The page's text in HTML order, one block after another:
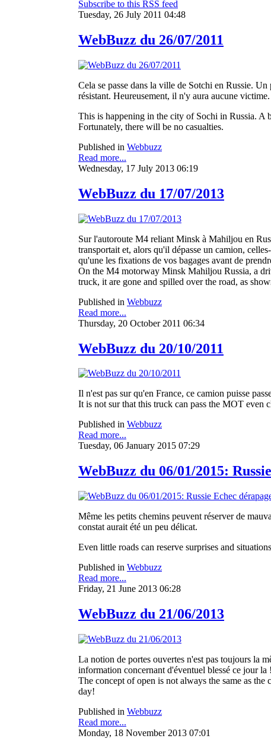
Subscribe to this RSS feed
Tuesday, 26 July 2011 04:48
WebBuzz du 26/07/2011
Cela se passe dans la ville de Sotchi en Russie.
résistant. Heureusement, il n'y aura aucune victime.
This is happening in the city of Sochi in Russia. A
Fortunately, there will be no casualties.
Published in Webbuzz
Read more...
Wednesday, 17 July 2013 06:19
WebBuzz du 17/07/2013
Sur l'autoroute M4 reliant Minsk à Mahiljou en
transportait et, alors qu'il dépasse un camion,
qu'une les fixations de vos bagages avant de
On the M4 motorway Minsk Mahiljou Russia, a
truck, it are gone and spilled over the road, as
Published in Webbuzz
Read more...
Thursday, 20 October 2011 06:34
WebBuzz du 20/10/2011
Il n'est pas sur qu'en France, ce camion puisse
It is not sur that this truck can pass the MOT even
Published in Webbuzz
Read more...
Tuesday, 06 January 2015 07:29
WebBuzz du 06/01/2015:
Même les petits chemins peuvent réserver de
constat aurait été un peu délicat.
Even little roads can reserve surprises and
Published in Webbuzz
Read more...
Friday, 21 June 2013 06:28
WebBuzz du 21/06/2013
La notion de portes ouvertes n'est pas toujours la
information concernant d'éventuel blessé ce jour la
The concept of open is not always the same as
day!
Published in Webbuzz
Read more...
Monday, 18 November 2013 07:01